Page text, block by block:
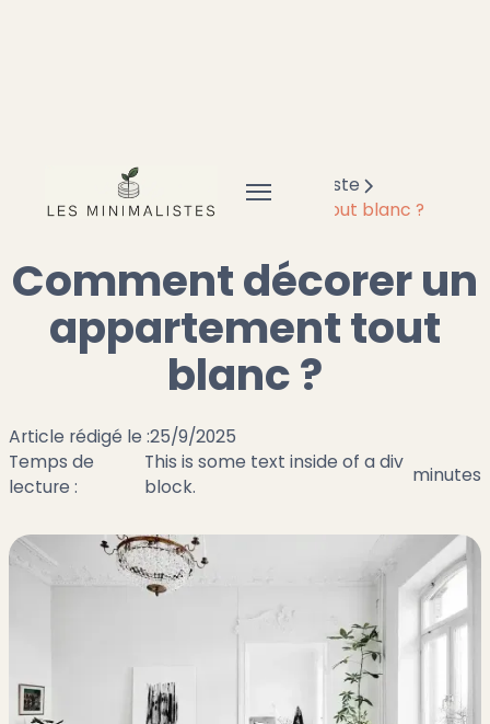
Minimalisme
Déco minimaliste
Comment décorer un appartement tout blanc ?
Comment décorer un
appartement tout
blanc ?
Article rédigé le :25/9/2025
Temps de
lecture :
This is some text inside of a div
block.
minutes